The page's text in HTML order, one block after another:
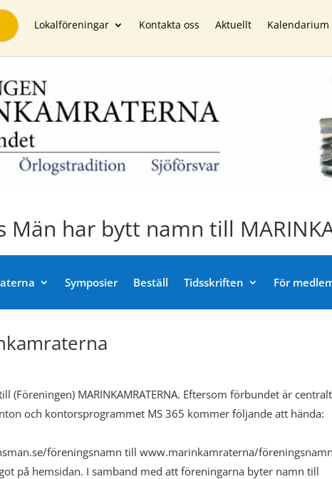
Lokalföreningar Kontakta oss Aktuellt Kalendarium
Män har bytt namn till
Symposier Beställ Tidsskriften För
MARINKAMRATERNA. Eftersom förbundet är centralt
och kontorsprogrammet MS 365 kommer följande att hända:
föreningsnamn till www.marinkamraterna/
på hemsidan. I samband med att föreningarna byter namn till